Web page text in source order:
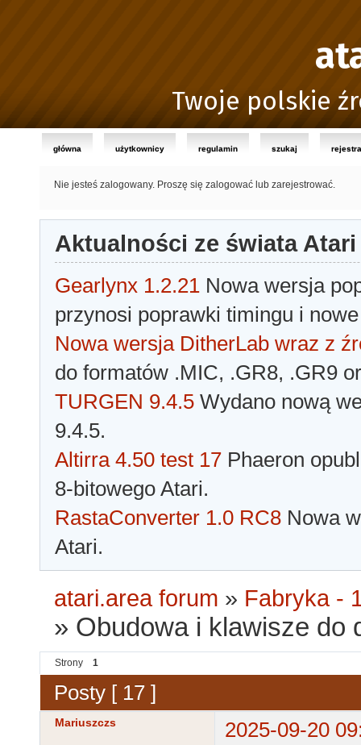
Twoje polskie
główna użytkownicy regulamin szukaj
Nie jesteś zalogowany. Proszę się zalogować lub zarejestrować.
Aktualności ze świata Atari
Gearlynx 1.2.21 Nowa wersja
przynosi poprawki timingu i
Nowa wersja DitherLab wraz z
do formatów .MIC, .GR8, .GR9
TURGEN 9.4.5 Wydano nową
9.4.5.
Altirra 4.50 test 17 Phaeron
8-bitowego Atari.
RastaConverter 1.0 RC8 Nowa
Atari.
atari.area forum » Fabryka -
» Obudowa i klawisze do
Strony 1
Posty [ 17 ]
Mariuszczs
2025-09-20